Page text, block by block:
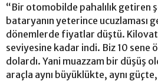
“Bir otomobilde pahalılık getiren
bataryanın yeterince ucuzlaması
dönemlerde fiyatlar düştü.
seviyesine kadar indi. Biz 10 sene
dolardı. Yani muazzam bir düşüş
araçla aynı büyüklükte, aynı